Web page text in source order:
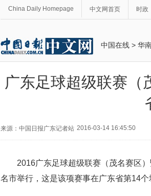
China Daily Homepage 中文网首页 时政
中国在线 > 华
广东足球超级联赛（
来源：中国日报广东记者站 2016-03-14 16:45:50
2016广东足球超级联赛（茂名赛区）
名市举行，这是该项赛事在广东省第14个